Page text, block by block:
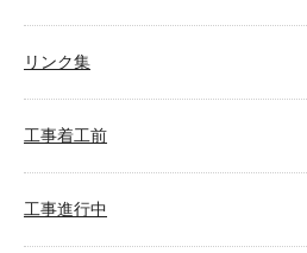
リンク集
工事着工前
工事進行中